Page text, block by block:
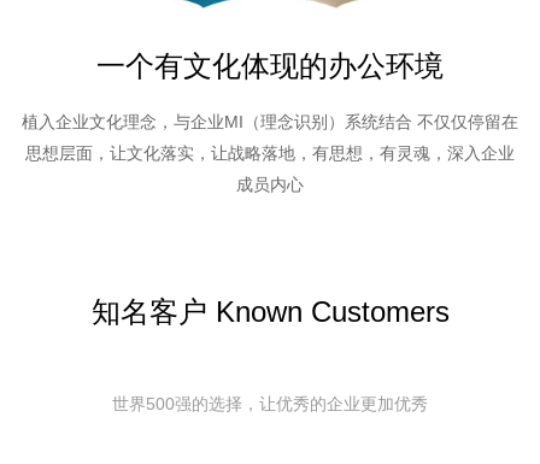
一个有文化体现的办公环境
植入企业文化理念，与企业MI（理念识别）系统结合 不仅仅停留在
思想层面，让文化落实，让战略落地，有思想，有灵魂，深入企业
成员内心
知名客户 Known Customers
世界500强的选择，让优秀的企业更加优秀